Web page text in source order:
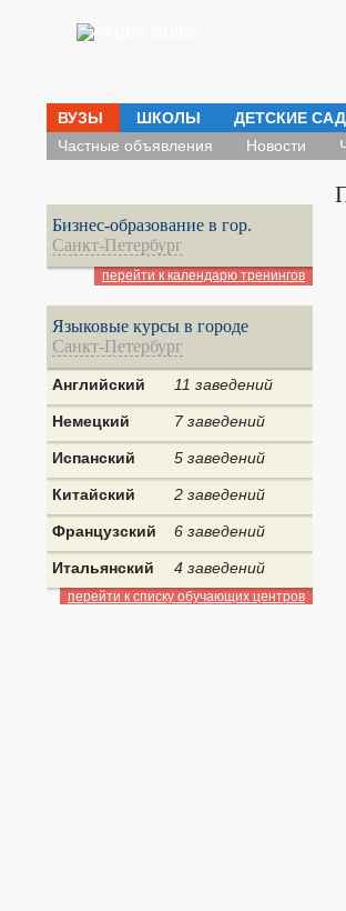
ВУЗЫ ШКОЛЫ ДЕТСКИЕ
Частные объявления Новости
Бизнес-образование в гор.
Санкт-Петербург
перейти к календарю тренингов
Языковые курсы в городе
Санкт-Петербург
Английский 11 заведений
Немецкий 7 заведений
Испанский 5 заведений
Китайский 2 заведений
Французский 6 заведений
Итальянский 4 заведений
перейти к списку обучающих центров